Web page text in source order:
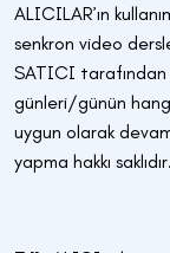
ALICILAR’ın
senkron video
SATICI
günleri/günün
uygun olarak
yapma hakkı saklıdır.